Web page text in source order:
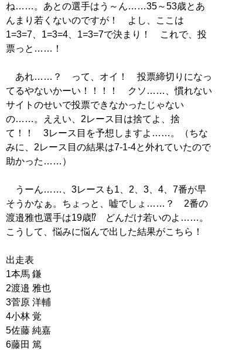
ね……。あとの選手はう～ん……35～53歳とあ
んまり若くないのですが！ よし、ここは
1=3=7、1=3=4、1=3=7で決まり！ これで、投
票っと……！
あれ……？ って、オイ！ 投票締切りになっ
てるやないかーい！！！！ クソ……、慣れない
サイトのせいで投票できなかったじゃない
の……。ええい、2レース目は捨てよ、捨
て！！ 3レース目を予想しますよ……。（ちな
みに、2レース目の結果は7-1-4と外れていたので
助かった……）
うーん……、3レースも1、2、3、4、7番が早
そうかなぁ。ちょっと、嘘でしょ……？ 2番の
渡邉雅也選手は19歳⁉ どんだけ若いのよ……。
こうして、悩みに悩んで出した結果がこちら！
出走表
1本馬 鎌
2渡邉 雅也
3菅原 洋輔
4小林 覚
5佐藤 純嘉
6藤田 篤